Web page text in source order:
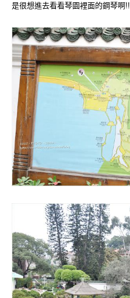
是很想進去看看琴園裡面的鋼琴啊!!